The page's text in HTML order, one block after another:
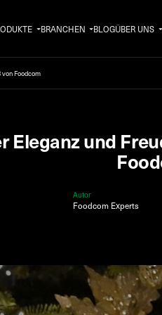
BRANCHEN BLOGÜBER UNS
von Foodcom
Eleganz und
Autor
Foodcom Experts